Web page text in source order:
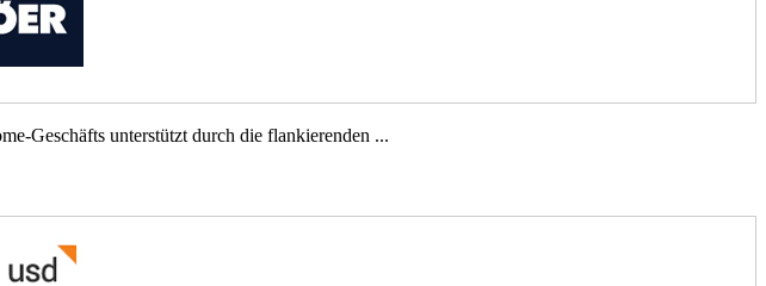
Geschäfts unterstützt durch die flankierenden ...